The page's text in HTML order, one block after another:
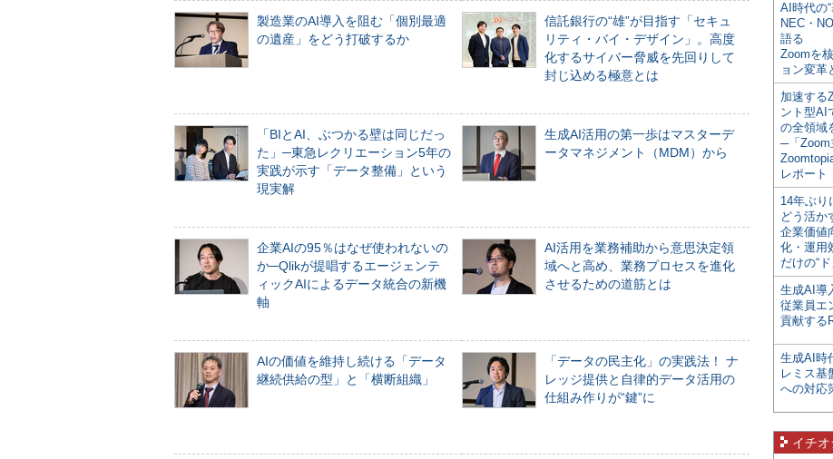
製造業のAI導入を阻む「個別最適
の遺産」をどう打破するか
信託銀行の“雄”が目指す「セキュ
リティ・バイ・デザイン」。高度
化するサイバー脅威を先回りして
封じ込める極意とは
「BIとAI、ぶつかる壁は同じだっ
た」─東急レクリエーション5年の
実践が示す「データ整備」という
現実解
生成AI活用の第一歩はマスターデ
ータマネジメント（MDM）から
企業AIの95％はなぜ使われないの
か─Qlikが提唱するエージェンテ
ィックAIによるデータ統合の新機
軸
AI活用を業務補助から意思決定領
域へと高め、業務プロセスを進化
させるための道筋とは
AIの価値を維持し続ける「データ
継続供給の型」と「横断組織」
「データの民主化」の実践法！ ナ
レッジ提供と自律的データ活用の
仕組み作りが“鍵”に
AI時代の
NEC・
語る
Zoomを
ョン変革
加速する
ント型AI
の全領域
─「Zoom
レポート
14年ぶり
どう活か
企業価値
化・運用
だけの“
生成AI導
従業員エ
貢献する
生成AI時
レミス基
への対応
イチ